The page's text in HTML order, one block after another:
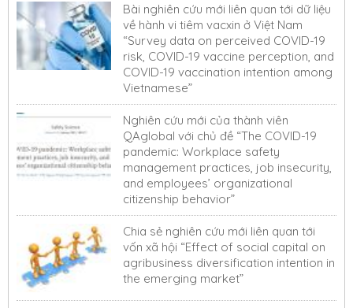
Bài nghiên cứu mới liên quan tới dữ liệu
về hành vi tiêm vacxin ở Việt Nam
“Survey data on perceived COVID-19
risk, COVID-19 vaccine perception, and
COVID-19 vaccination intention among
Vietnamese”
Nghiên cứu mới của thành viên
QAglobal với chủ đề “The COVID-19
pandemic: Workplace safety
management practices, job insecurity,
and employees’ organizational
citizenship behavior”
Chia sẻ nghiên cứu mới liên quan tới
vốn xã hội “Effect of social capital on
agribusiness diversification intention in
the emerging market”